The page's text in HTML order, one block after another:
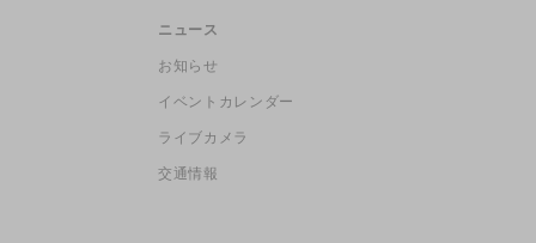
ニュース
お知らせ
イベントカレンダー
ライブカメラ
交通情報